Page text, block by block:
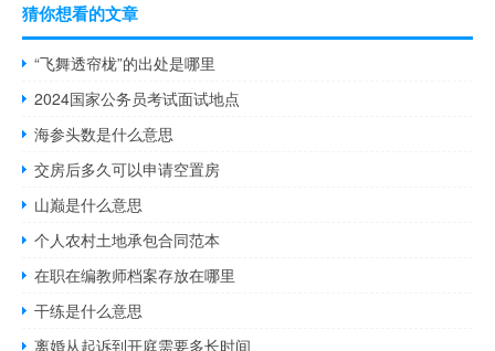
猜你想看的文章
“飞舞透帘栊”的出处是哪里
2024国家公务员考试面试地点
海参头数是什么意思
交房后多久可以申请空置房
山巅是什么意思
个人农村土地承包合同范本
在职在编教师档案存放在哪里
干练是什么意思
离婚从起诉到开庭需要多长时间